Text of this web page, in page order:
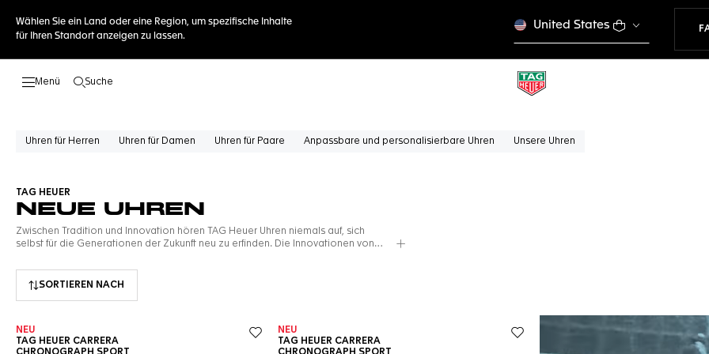
Wählen Sie ein Land oder eine Region, um spezifische Inhalte
für Ihren Standort anzeigen zu lassen.
United States
Suche